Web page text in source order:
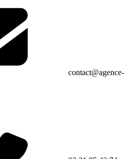
contact@agence-